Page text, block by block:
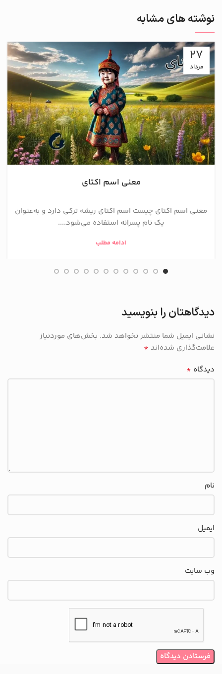
نوشته های مشابه
27
مرداد
معنی اسم اکتای
معنی اسم اکتای چیست اسم اکتای ریشه ترکی دارد و به‌عنوان
یک نام پسرانه استفاده می‌شود....
ادامه مطلب
دیدگاهتان را بنویسید
نشانی ایمیل شما منتشر نخواهد شد. بخش‌های موردنیاز
علامت‌گذاری شده‌اند *
دیدگاه *
نام
ایمیل
وب‌ سایت